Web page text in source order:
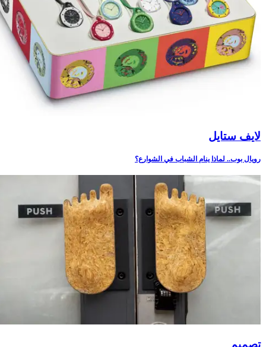
لايف ستايل
رويال بوب.. لماذا ينام الشباب في الشوارع؟
تصميم